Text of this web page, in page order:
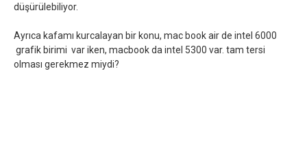
düşürülebiliyor.
Ayrıca kafamı kurcalayan bir konu, mac book air de intel 6000
grafik birimi var iken, macbook da intel 5300 var. tam tersi
olması gerekmez miydi?